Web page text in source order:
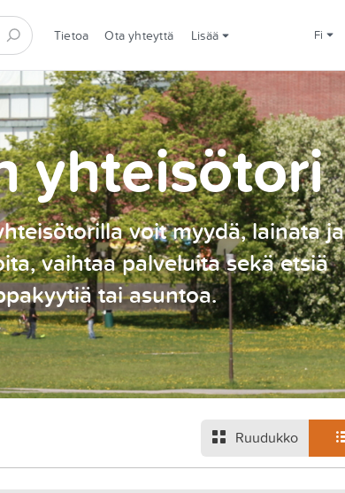
Tietoa Ota yhteyttä Lisää fi
yhteisötori
voit myydä, lainata ja
vaihtaa palveluita sekä etsiä
tai asuntoa.
Ruudukko